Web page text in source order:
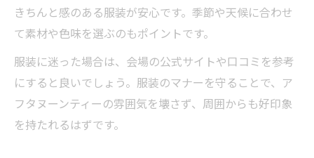
きちんと感のある服装が安心です。季節や天候に合わせ
て素材や色味を選ぶのもポイントです。
服装に迷った場合は、会場の公式サイトや口コミを参考
にすると良いでしょう。服装のマナーを守ることで、ア
フタヌーンティーの雰囲気を壊さず、周囲からも好印象
を持たれるはずです。